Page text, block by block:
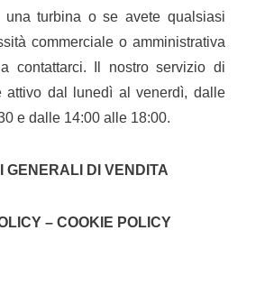
una turbina o se avete qualsiasi
commerciale o amministrativa
contattarci. Il nostro servizio di
attivo dal lunedì al venerdì, dalle
e dalle 14:00 alle 18:00.
GENERALI DI VENDITA
– COOKIE POLICY